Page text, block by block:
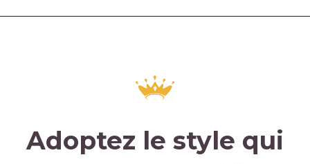
Adoptez le style qui